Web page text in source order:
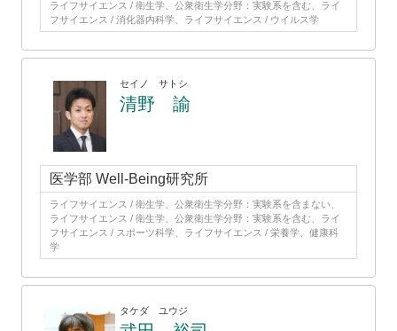
ライフサイエンス / 衛生学、公衆衛生学分野：実験系を含む、ライ
フサイエンス / 消化器内科学、ライフサイエンス / ウイルス学
セイノ サトシ
清野 諭
医学部 Well-Being研究所
ライフサイエンス / 衛生学、公衆衛生学分野：実験系を含まない、
ライフサイエンス / 衛生学、公衆衛生学分野：実験系を含む、ライ
フサイエンス / スポーツ科学、ライフサイエンス / 栄養学、健康科
学
タケダ ユウジ